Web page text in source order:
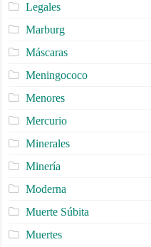
Legales
Marburg
Máscaras
Meningococo
Menores
Mercurio
Minerales
Minería
Moderna
Muerte Súbita
Muertes